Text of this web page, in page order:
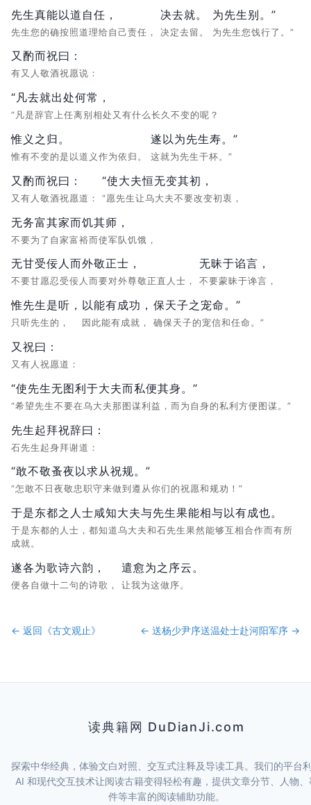
先生真能以道自任，
先生您的确按照道理给自己责任，
决去就。
决定去留。
为先生别。”
为先生您饯行了。”
又酌而祝曰：
有又人敬酒祝愿说：
“凡去就出处何常，
“凡是辞官上任离别相处又有什么长久不变的呢？
惟义之归。
惟有不变的是以道义作为依归。
遂以为先生寿。”
这就为先生干杯。”
又酌而祝曰：
又有人敬酒祝愿道：
“使大夫恒无变其初，
“愿先生让乌大夫不要改变初衷，
无务富其家而饥其师，
不要为了自家富裕而使军队饥饿，
无甘受佞人而外敬正士，
不要甘愿忍受佞人而要对外尊敬正直人士，
无昧于谄言，
不要蒙昧于谗言，
惟先生是听，
只听先生的，
以能有成功，
因此能有成就，
保天子之宠命。”
确保天子的宠信和任命。”
又祝曰：
又有人祝愿道：
“使先生无图利于大夫而私便其身。”
“希望先生不要在乌大夫那图谋利益，而为自身的私利方便图谋。”
先生起拜祝辞曰：
石先生起身拜谢道：
“敢不敬蚤夜以求从祝规。”
“怎敢不日夜敬忠职守来做到遵从你们的祝愿和规劝！”
于是东都之人士咸知大夫与先生果能相与以有成也。
于是东都的人士，都知道乌大夫和石先生果然能够互相合作而有所
成就。
遂各为歌诗六韵，
便各自做十二句的诗歌，
遣愈为之序云。
让我为这做序。
← 返回《古文观止》 ← 送杨少尹序送温处士赴河阳军序 →
读典籍网 DuDianJi.com
探索中华经典，体验文白对照、交互式注释及导读工具。我们的平台
AI 和现代交互技术让阅读古籍变得轻松有趣，提供文章分节、人物、
件等丰富的阅读辅助功能。